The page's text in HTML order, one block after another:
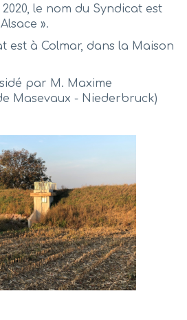
le nom du Syndicat est
».
est à Colmar, dans la Maison
par M. Maxime
Masevaux - Niederbruck)